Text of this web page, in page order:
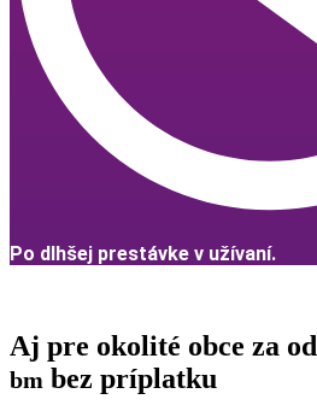
Po dlhšej prestávke v užívaní.
Aj pre okolité obce za od
bm bez príplatku